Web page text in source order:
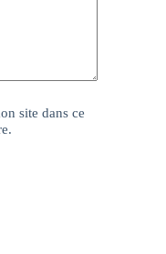
site dans ce